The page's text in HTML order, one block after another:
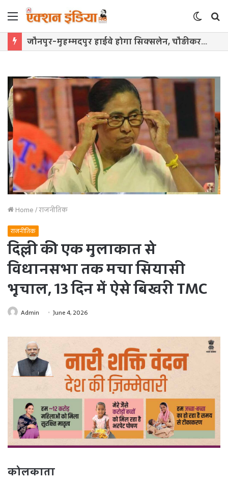
Menu
Switch
skin
जौनपुर-मुहम्मदपुर हाईवे होगा सिक्सलेन, चौड़ीकरण के लिए सर्वे शुरू
Home/राजनीतिक
राजनीतिक
दिल्ली की एक मुलाकात से
विधानसभा तक मचा सियासी
भूचाल, 13 दिन में ऐसे बिखरी TMC
Admin June 4, 2026
कोलकाता